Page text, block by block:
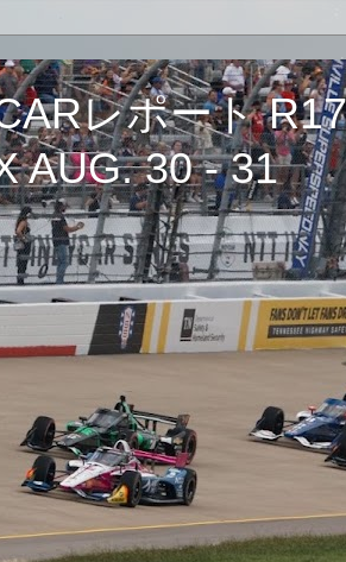
レポート
AUG. 30 - 31